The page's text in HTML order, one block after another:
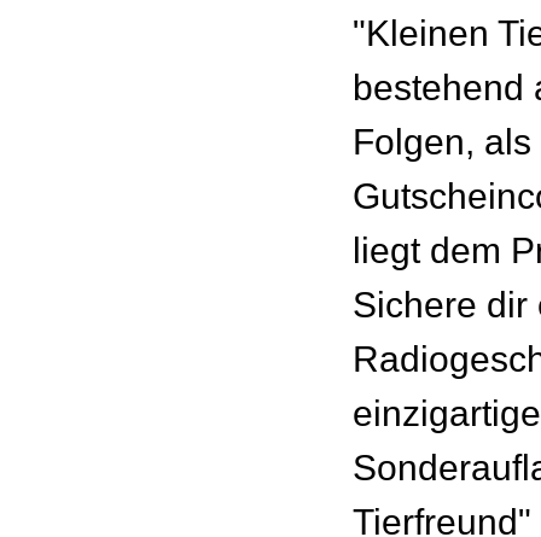
"Kleinen
bestehend
Folgen,
liegt dem
Sichere dir